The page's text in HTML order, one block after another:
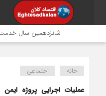
شانزدهمین سال
خانه اجتماعی
عملیات اجرایی پروژه